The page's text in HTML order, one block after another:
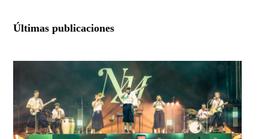
Últimas publicaciones